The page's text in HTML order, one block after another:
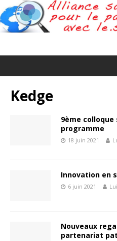
Kedge
9ème
programme
18 juin 2021
Innovation en
6 juin 2021
Nouveaux
partenariat